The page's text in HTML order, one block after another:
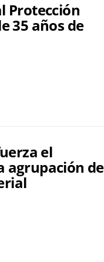
Protección
35 años de
el
agrupación de